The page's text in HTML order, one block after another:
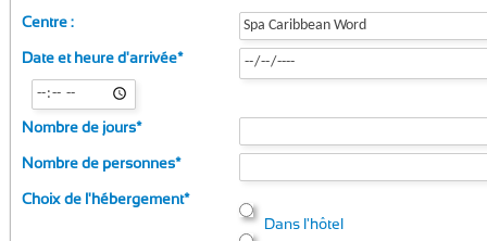
Centre :
Date et heure d'arrivée*
Nombre de jours*
Nombre de personnes*
Choix de l'hébergement*
Dans l'hôtel